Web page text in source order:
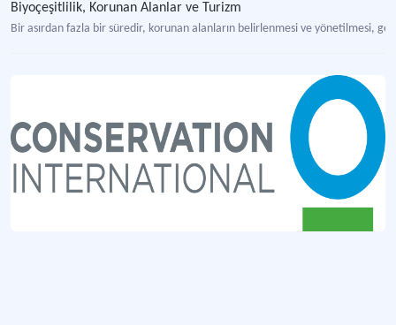
Biyoçeşitlilik, Korunan Alanlar ve Turizm
Bir asırdan fazla bir süredir, korunan alanların belirlenmesi ve yönetilmesi,
Uzundere'de sürdürülebilir turizmi ve doğal korumayı hedefleyen plan
Erzurum’un flora turizmi potansiyelini artırmayı ve alpin bitkilerin